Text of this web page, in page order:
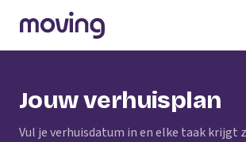
Jouw verhuisplan
Vul je verhuisdatum in en elke taak krijgt